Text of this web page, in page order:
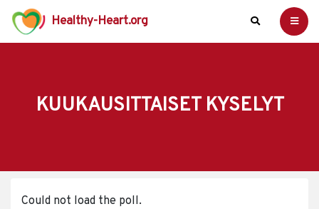
Healthy-Heart.org
KUUKAUSITTAISET KYSELYT
Could not load the poll.